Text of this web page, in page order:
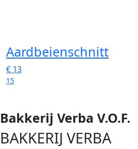
Aardbeienschnitt
€ 13
15
Bakkerij Verba V.O.F.
BAKKERIJ VERBA